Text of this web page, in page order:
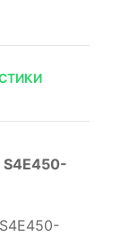
S4E450-